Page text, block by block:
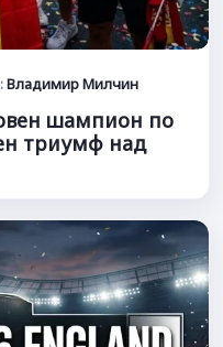
Владимир Милчин
шампион по
триумф над